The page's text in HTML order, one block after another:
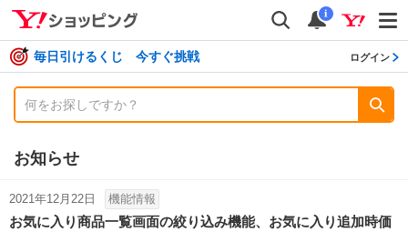
検索
通知
i
毎日引けるくじ 今すぐ挑戦 ログイン
お知らせ
2021年12月22日 機能情報
お気に入り商品一覧画面の絞り込み機能、お気に入り追加時価